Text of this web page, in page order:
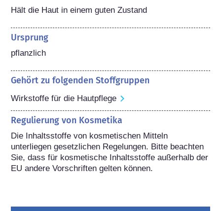
Hält die Haut in einem guten Zustand
Ursprung
pflanzlich
Gehört zu folgenden Stoffgruppen
Wirkstoffe für die Hautpflege
Regulierung von Kosmetika
Die Inhaltsstoffe von kosmetischen Mitteln
unterliegen gesetzlichen Regelungen. Bitte beachten
Sie, dass für kosmetische Inhaltsstoffe außerhalb der
EU andere Vorschriften gelten können.